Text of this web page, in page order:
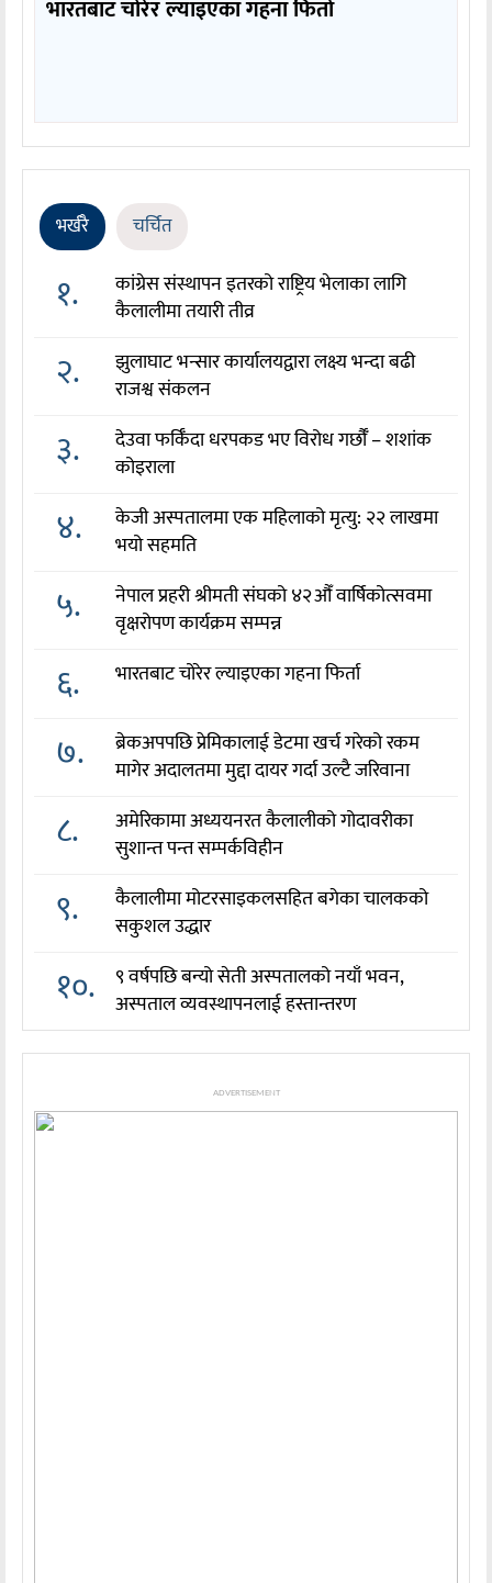
भारतबाट चोरेर ल्याइएका गहना फिर्ता
भर्खरै चर्चित
१.
कांग्रेस संस्थापन इतरको राष्ट्रिय भेलाका लागि
कैलालीमा तयारी तीव्र
२.
झुलाघाट भन्सार कार्यालयद्वारा लक्ष्य भन्दा बढी
राजश्व संकलन
३.
देउवा फर्किँदा धरपकड भए विरोध गर्छौँं – शशांक
कोइराला
४.
केजी अस्पतालमा एक महिलाको मृत्यु: २२ लाखमा
भयो सहमति
५.
नेपाल प्रहरी श्रीमती संघको ४२औँ वार्षिकोत्सवमा
वृक्षरोपण कार्यक्रम सम्पन्न
६. भारतबाट चोरेर ल्याइएका गहना फिर्ता
७.
ब्रेकअपपछि प्रेमिकालाई डेटमा खर्च गरेको रकम
मागेर अदालतमा मुद्दा दायर गर्दा उल्टै जरिवाना
८.
अमेरिकामा अध्ययनरत कैलालीको गोदावरीका
सुशान्त पन्त सम्पर्कविहीन
९.
कैलालीमा मोटरसाइकलसहित बगेका चालकको
सकुशल उद्धार
१०.
९ वर्षपछि बन्यो सेती अस्पतालको नयाँ भवन,
अस्पताल व्यवस्थापनलाई हस्तान्तरण
ADVERTISEMENT